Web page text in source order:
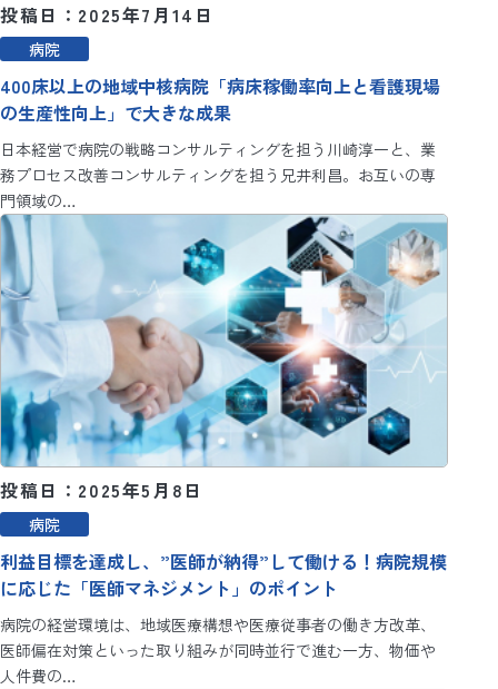
投稿日：2025年7月14日
病院
400床以上の地域中核病院「病床稼働率向上と看護現場
の生産性向上」で大きな成果
日本経営で病院の戦略コンサルティングを担う川崎淳一と、業
務プロセス改善コンサルティングを担う兄井利昌。お互いの専
門領域の…
投稿日：2025年5月8日
病院
利益目標を達成し、”医師が納得”して働ける！病院規模
に応じた「医師マネジメント」のポイント
病院の経営環境は、地域医療構想や医療従事者の働き方改革、
医師偏在対策といった取り組みが同時並行で進む一方、物価や
人件費の…